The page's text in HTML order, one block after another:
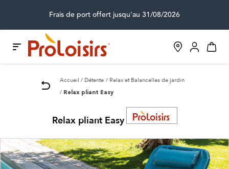
Frais de port offert jusqu'au 31/08/2026
Accueil Détente Relax et Balancelles de jardin
Relax pliant Easy
Relax pliant Easy